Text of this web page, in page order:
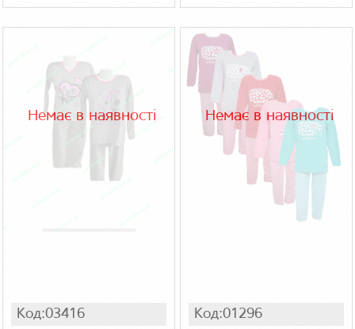
Немає в наявності
Код:03416
Немає в наявності
Код:01296